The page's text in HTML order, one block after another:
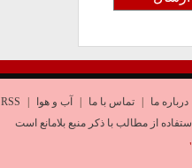
درباره ما | تماس با ما | آب و هوا |
RSS
از مطالب با ذکر منبع بلامانع است